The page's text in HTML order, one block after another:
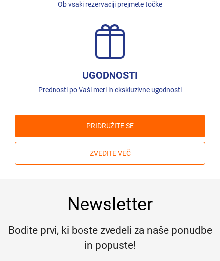
Ob vsaki rezervaciji prejmete točke
UGODNOSTI
Prednosti po Vaši meri in ekskluzivne ugodnosti
PRIDRUŽITE SE
ZVEDITE VEČ
Newsletter
Bodite prvi, ki boste zvedeli za naše ponudbe
in popuste!